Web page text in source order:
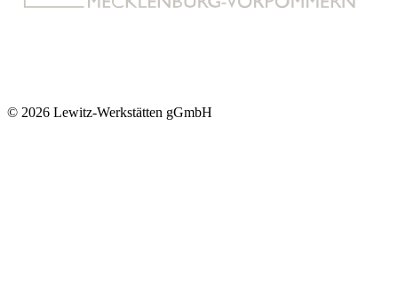
© 2026 Lewitz-Werkstätten gGmbH